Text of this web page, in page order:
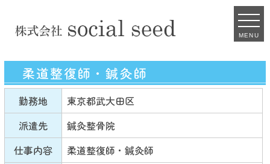
MENU
柔道整復師・鍼灸師
勤務地
東京都武大田区
派遣先
鍼灸整骨院
仕事内容
柔道整復師・鍼灸師